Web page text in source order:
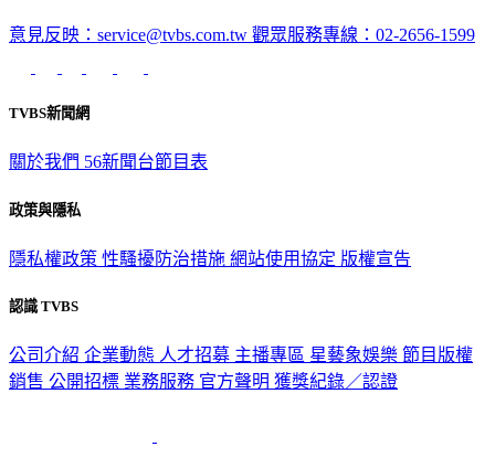
意見反映：service@tvbs.com.tw 觀眾服務專線：02-2656-1599
TVBS新聞網
關於我們 56新聞台節目表
政策與隱私
隱私權政策 性騷擾防治措施 網站使用協定 版權宣告
認識 TVBS
公司介紹 企業動態 人才招募 主播專區 星藝象娛樂 節目版權
銷售 公開招標 業務服務 官方聲明 獲獎紀錄／認證